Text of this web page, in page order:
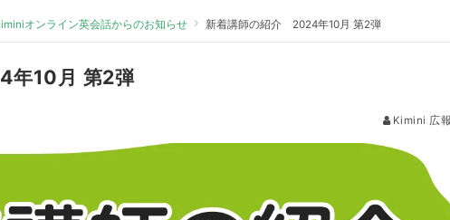
オンライン英会話からのお知らせ 新着講師の紹介 2024年10月 第2弾
年10月 第2弾
Kimini 広報